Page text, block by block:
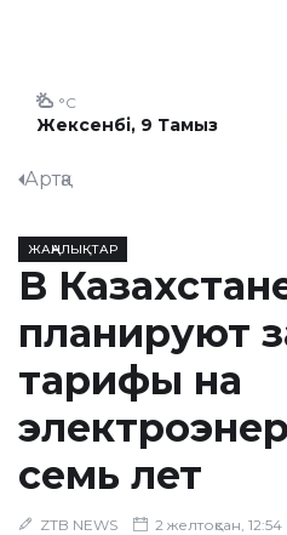
Жексенбі, 9 Тамыз
°C
Артқа
ЖАҢАЛЫҚТАР
В
планируют
тарифы на
семь лет
ZTB NEWS 2 желтоқсан, 12:54